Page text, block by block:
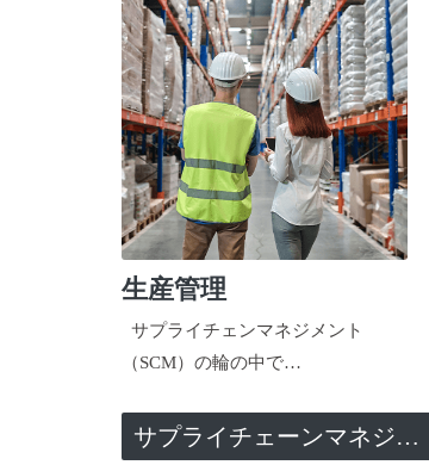
生産管理
サプライチェンマネジメント
（SCM）の輪の中で…
サプライチェーンマネジメント